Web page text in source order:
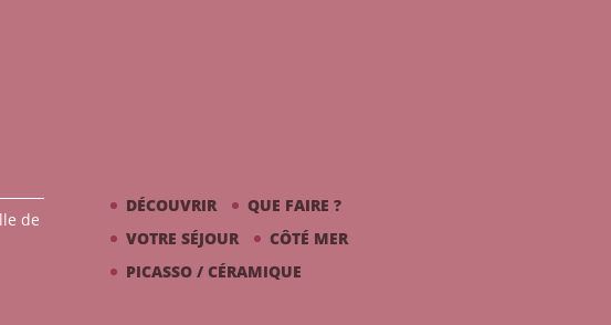
de
DÉCOUVRIR
QUE FAIRE ?
VOTRE SÉJOUR
CÔTÉ MER
PICASSO / CÉRAMIQUE